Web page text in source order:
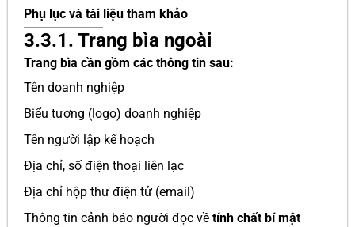
Phụ lục và tài liệu tham khảo
3.3.1. Trang bìa ngoài
Trang bìa cần gồm các thông tin sau:
Tên doanh nghiệp
Biểu tượng (logo) doanh nghiệp
Tên người lập kế hoạch
Địa chỉ, số điện thoại liên lạc
Địa chỉ hộp thư điện tử (email)
Thông tin cảnh báo người đọc về tính chất bí mật